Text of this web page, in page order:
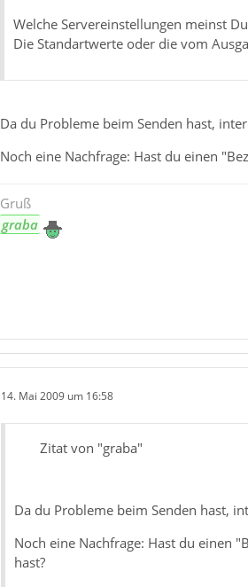
Welche Servereinstellungen meinst
Die Standartwerte oder die vom
Da du Probleme beim Senden hast,
Noch eine Nachfrage: Hast du einen
Gruß
graba
14. Mai 2009 um 16:58
Zitat von "graba"
Da du Probleme beim Senden hast,
Noch eine Nachfrage: Hast du einen
hast?